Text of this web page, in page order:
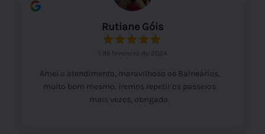
Rutiane Góis
1 de fevereiro de 2024
Amei o atendimento, maravilhoso os Balneários,
muito bom mesmo, iremos repetir os passeios
mais vezes, obrigada.